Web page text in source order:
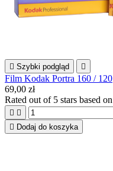
 Szybki podgląd 
Film Kodak Portra 160 / 120
69,00 zł
Rated out of 5 stars based on
 
 Dodaj do koszyka